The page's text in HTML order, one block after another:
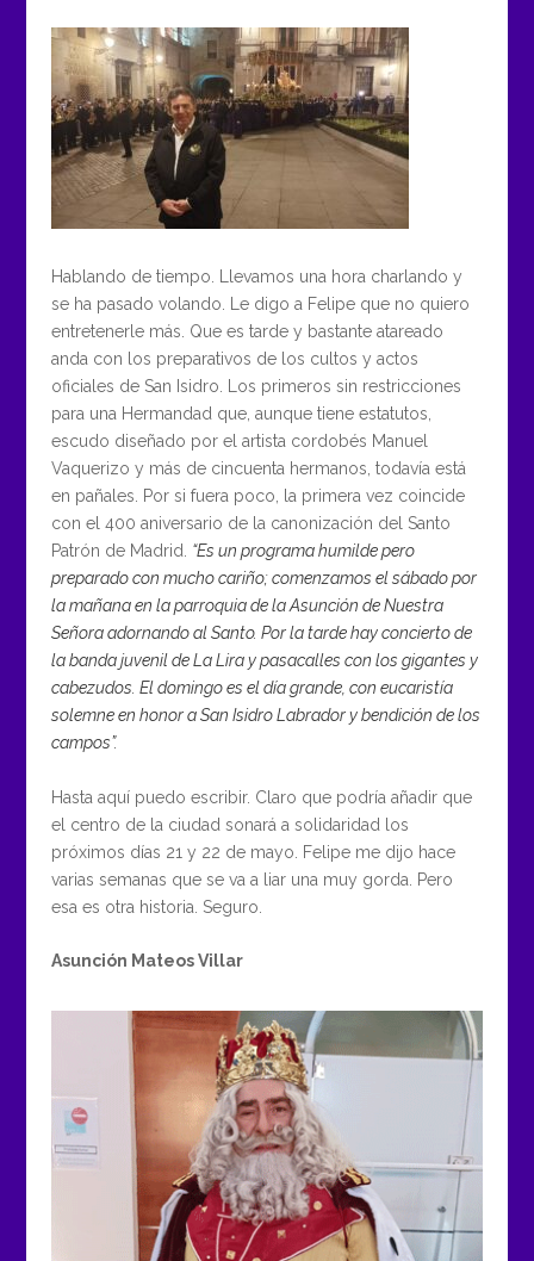
Hablando de tiempo. Llevamos una hora charlando y
se ha pasado volando. Le digo a Felipe que no quiero
entretenerle más. Que es tarde y bastante atareado
anda con los preparativos de los cultos y actos
oficiales de San Isidro. Los primeros sin restricciones
para una Hermandad que, aunque tiene estatutos,
escudo diseñado por el artista cordobés Manuel
Vaquerizo y más de cincuenta hermanos, todavía está
en pañales. Por si fuera poco, la primera vez coincide
con el 400 aniversario de la canonización del Santo
Patrón de Madrid. “Es un programa humilde pero
preparado con mucho cariño; comenzamos el sábado por
la mañana en la parroquia de la Asunción de Nuestra
Señora adornando al Santo. Por la tarde hay concierto de
la banda juvenil de La Lira y pasacalles con los gigantes y
cabezudos. El domingo es el día grande, con eucaristía
solemne en honor a San Isidro Labrador y bendición de los
campos”.
Hasta aquí puedo escribir. Claro que podría añadir que
el centro de la ciudad sonará a solidaridad los
próximos días 21 y 22 de mayo. Felipe me dijo hace
varias semanas que se va a liar una muy gorda. Pero
esa es otra historia. Seguro.
Asunción Mateos Villar